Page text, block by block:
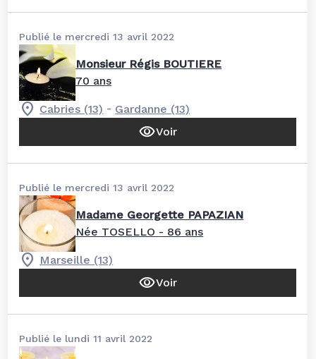
Publié le mercredi 13 avril 2022
Monsieur Régis BOUTIERE
70 ans
Cabries (13) - Gardanne (13)
Voir
Publié le mercredi 13 avril 2022
Madame Georgette PAPAZIAN
Née TOSELLO - 86 ans
Marseille (13)
Voir
Publié le lundi 11 avril 2022